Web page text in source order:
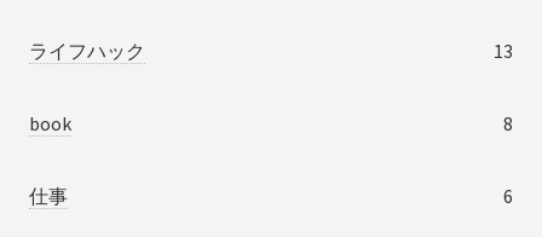
ライフハック 13
book 8
仕事 6